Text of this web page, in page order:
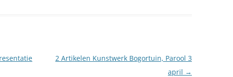
2 Artikelen Kunstwerk Bogortuin, Parool 3
april →